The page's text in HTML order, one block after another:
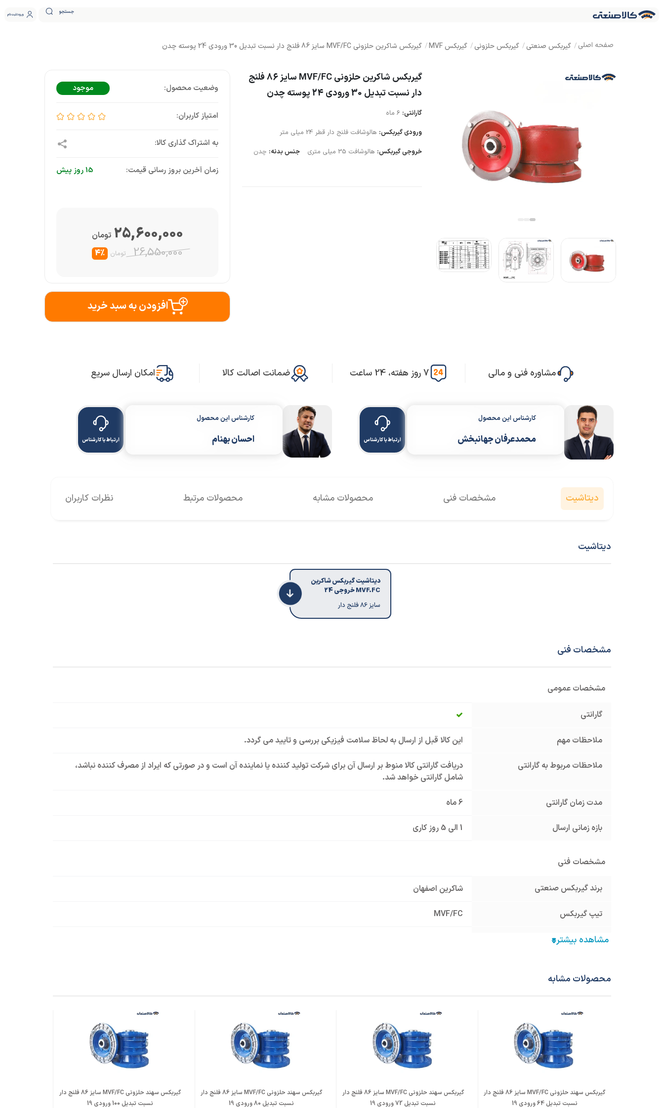
جستجو ورود ثبت نام
گیربکس صنعتی گیربکس حلزونی گیربکس MVF گیربکس شاکرین حلزونی MVF/FC سایز 86 فلنج دار نسبت تبدیل 30 ورودی 24 پوسته چدن
گیربکس شاکرین حلزونی MVF/FC سایز 86 فلنج
دار نسبت تبدیل 30 ورودی 24 پوسته چدن
گارانتی:
ورودی گیربکس: هالوشافت فلنج دار قطر 24 میلی متر
خروجی گیربکس: هالوشافت 35 میلی متری جنس بدنه: چدن
موجود
زمان آخرین بروز رسانی قیمت: 15 روز پیش
25,600,000 تومان
26,550,000 تومان 4%
افزودن به سبد خرید
مشاوره فنی و مالی 7 روز هفته، 24 ساعت ضمانت اصالت کالا امکان ارسال سریع
کارشناس این محصول
محمدعرفان جهانبخش ارتباط با کارشناس
کارشناس این محصول
احسان بهنام ارتباط با کارشناس
دیتاشیت مشخصات فنی محصولات مشابه محصولات مرتبط نظرات کاربران
دیتاشیت
دیتاشیت گیربکس شاکرین
MVF.FC خروجی 24
سایز 86 فلنج دار
مشخصات فنی
مشخصات عمومی
گارانتی
ملاحظات مهم این کالا قبل از ارسال به لحاظ سلامت فیزیکی بررسی و تایید می گردد.
ملاحظات مربوط به گارانتی
دریافت گارانتی کالا منوط بر ارسال آن برای شرکت تولید کننده یا نماینده آن است و در صورتی که ایراد از مصرف کننده نباشد،
شامل گارانتی خواهد شد.
مدت زمان گارانتی 6 ماه
بازه زمانی ارسال 1 الی 5 روز کاری
مشخصات فنی
برند گیربکس صنعتی شاکرین اصفهان
تیپ گیربکس MVF/FC
سایز گیربکس
فریم الکتروموتور معادل
نسبت تبدیل
جنس پوسته
قطر شافت خروجی (mm) 35
محصولات مشابه
گیربکس سهند حلزونی MVF/FC سایز 86 فلنج دار
نسبت تبدیل 64 ورودی 19
گیربکس سهند حلزونی MVF/FC سایز 86 فلنج دار
نسبت تبدیل 72 ورودی 19
گیربکس سهند حلزونی MVF/FC سایز 86 فلنج دار
نسبت تبدیل 80 ورودی 19
گیربکس سهند حلزونی MVF/FC سایز 86 فلنج دار
نسبت تبدیل 100 ورودی 19